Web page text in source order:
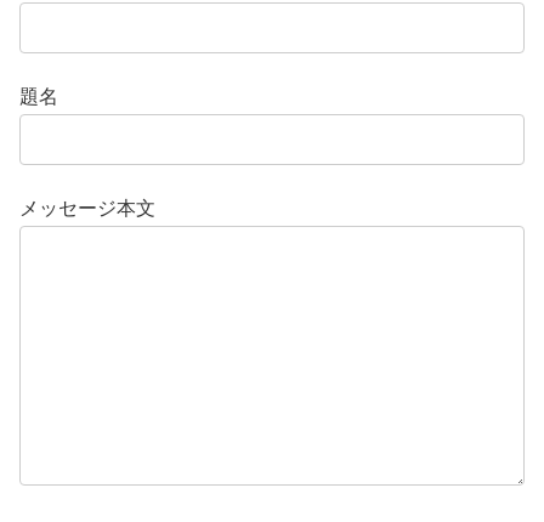
題名
メッセージ本文